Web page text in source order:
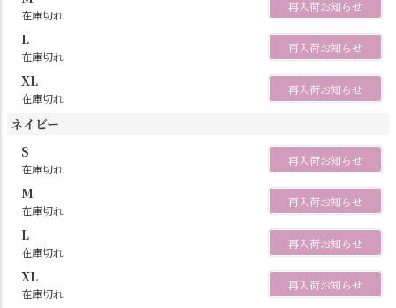
在庫切れ
再入荷お知らせ
L
在庫切れ
再入荷お知らせ
XL
在庫切れ
再入荷お知らせ
ネイビー
S
在庫切れ
再入荷お知らせ
M
在庫切れ
再入荷お知らせ
L
在庫切れ
再入荷お知らせ
XL
在庫切れ
再入荷お知らせ